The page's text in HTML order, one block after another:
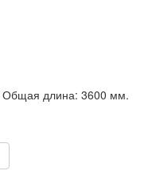
Общая длина: 3600 мм.